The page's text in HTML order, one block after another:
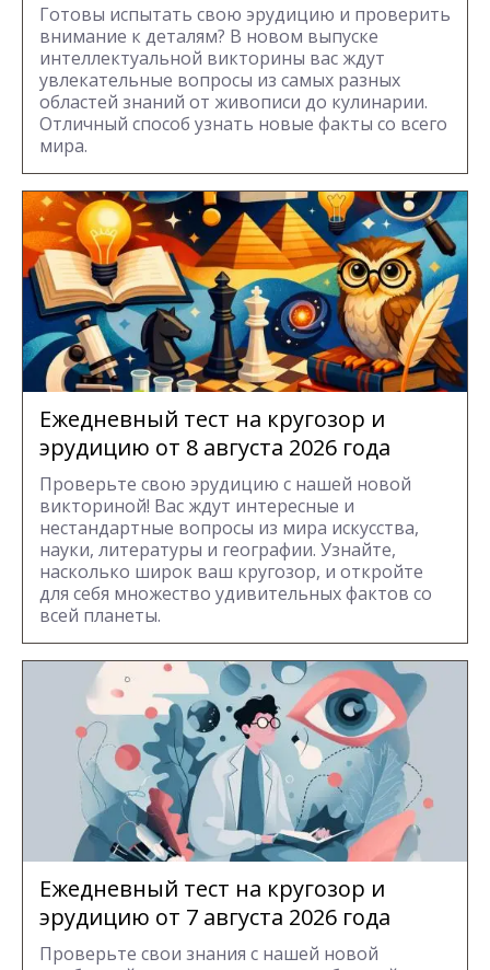
Готовы испытать свою эрудицию и проверить
внимание к деталям? В новом выпуске
интеллектуальной викторины вас ждут
увлекательные вопросы из самых разных
областей знаний от живописи до кулинарии.
Отличный способ узнать новые факты со всего
мира.
Ежедневный тест на кругозор и
эрудицию от 8 августа 2026 года
Проверьте свою эрудицию с нашей новой
викториной! Вас ждут интересные и
нестандартные вопросы из мира искусства,
науки, литературы и географии. Узнайте,
насколько широк ваш кругозор, и откройте
для себя множество удивительных фактов со
всей планеты.
Ежедневный тест на кругозор и
эрудицию от 7 августа 2026 года
Проверьте свои знания с нашей новой